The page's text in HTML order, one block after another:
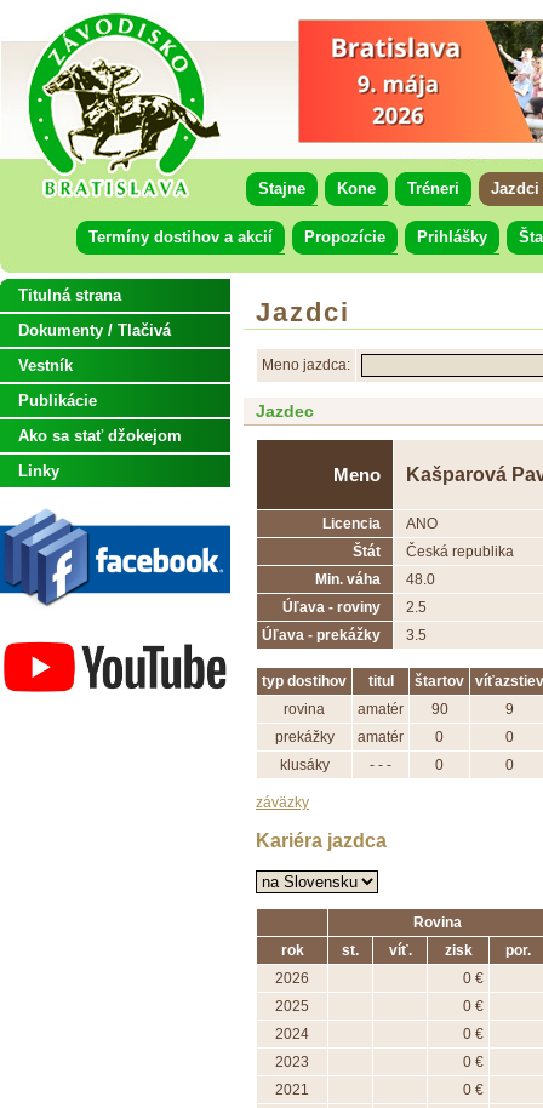
Stajne Kone Tréneri Jazdci
Termíny dostihov a akcií Propozície Prihlášky
Jazdci
Meno jazdca:
Jazdec
Meno Kašparová
Licencia
ANO
Štát
Česká republika
Min. váha
48.0
Úľava - roviny
2.5
Úľava - prekážky
3.5
typ dostihov titul štartov
víťazstiev
rovina
amatér 90
9
prekážky
amatér 0
0
klusáky
- - - 0 0
záväzky
Kariéra jazdca
Rovina
rok
st. víť. zisk
por.
2026
0 €
2025
0 €
2024
0 €
2023
0 €
2021
0 €
Titulná strana
Dokumenty / Tlačivá
Vestník
Publikácie
Ako sa stať džokejom
Linky